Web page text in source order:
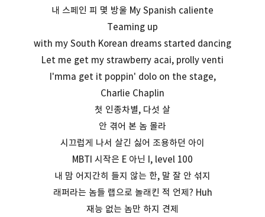
내 스페인 피 몇 방울 My Spanish caliente
Teaming up
with my South Korean dreams started dancing
Let me get my strawberry acai, prolly venti
I'mma get it poppin' dolo on the stage,
Charlie Chaplin
첫 인종차별, 다섯 살
안 겪어 본 놈 몰라
시끄럽게 나서 살긴 싫어 조용하던 아이
MBTI 시작은 E 아닌 I, level 100
내 맘 어지간히 들지 않는 한, 말 잘 안 섞지
래퍼라는 놈들 랩으로 놀래킨 적 언제? Huh
재능 없는 놈만 하지 견제